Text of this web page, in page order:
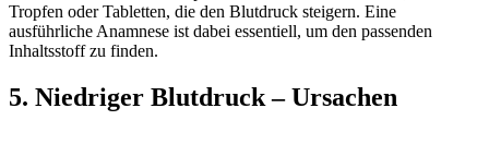
Tropfen oder Tabletten, die den Blutdruck steigern. Eine
ausführliche Anamnese ist dabei essentiell, um den passenden
Inhaltsstoff zu finden.
5. Niedriger Blutdruck – Ursachen